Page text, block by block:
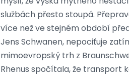
službách přesto stoupá.
více než ve stejném období
Jens Schwanen, nepociťuje
mimoevropský trh z
Rhenus spočítala, že transport